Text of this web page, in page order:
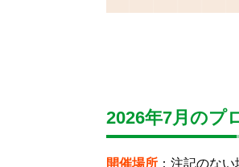
2026年7月のプ
開催場所 ：注記のな